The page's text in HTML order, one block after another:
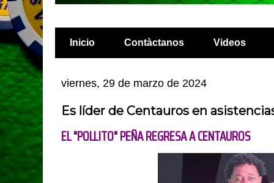
Inicio Contàctanos Videos
viernes, 29 de marzo de 2024
Es líder de Centauros en
EL "POLLITO" PEÑA REGRESA A CENTAUROS